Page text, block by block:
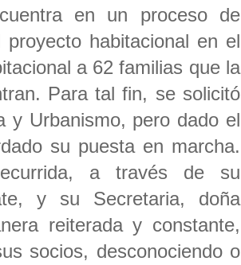
en un proceso de
habitacional en el
a 62 familias que la
Para tal fin, se solicitó
y Urbanismo, pero dado el
su puesta en marcha.
a través de su
y su Secretaria, doña
reiterada y constante,
socios, desconociendo o